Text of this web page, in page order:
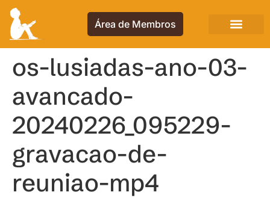
Área de Membros
os-lusiadas-ano-03-
avancado-
20240226_095229-
gravacao-de-
reuniao-mp4